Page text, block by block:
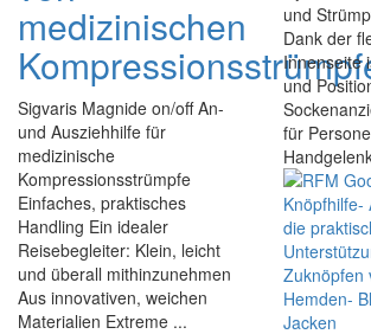
medizinischen
Sigvaris Magnide on/off An-
und Ausziehhilfe für
medizinische
Kompressionsstrümpfe
Einfaches, praktisches
Handling Ein idealer
Reisebegleiter: Klein, leicht
und überall mithinzunehmen
Aus innovativen, weichen
Materialien Extreme ...
und
Dank der
Innenseite
und
für